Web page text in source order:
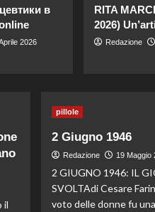
5
pillole
pillole
2
pillole
в
2026
RITA
2026)
Redazione
il
pillole
2 Giugno 1946
Redazione 19 Maggio
2 GIUGNO 1946: IL
SVOLTAdi Cesare
voto delle donne fu